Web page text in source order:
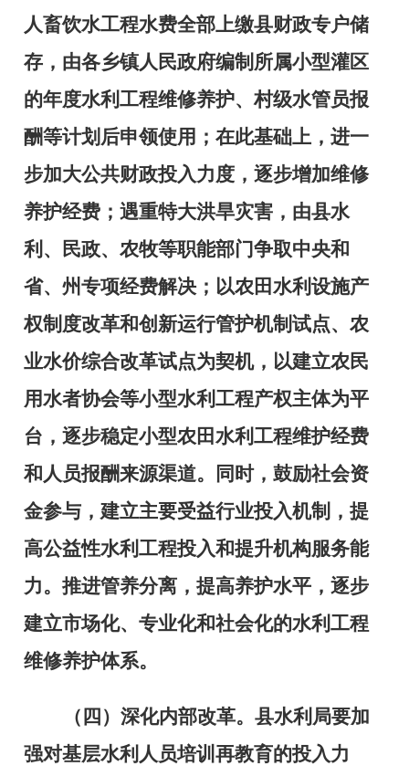
人畜饮水工程水费全部上缴县财政专户储
存，由各乡镇人民政府编制所属小型灌区
的年度水利工程维修养护、村级水管员报
酬等计划后申领使用；在此基础上，进一
步加大公共财政投入力度，逐步增加维修
养护经费；遇重特大洪旱灾害，由县水
利、民政、农牧等职能部门争取中央和
省、州专项经费解决；以农田水利设施产
权制度改革和创新运行管护机制试点、农
业水价综合改革试点为契机，以建立农民
用水者协会等小型水利工程产权主体为平
台，逐步稳定小型农田水利工程维护经费
和人员报酬来源渠道。同时，鼓励社会资
金参与，建立主要受益行业投入机制，提
高公益性水利工程投入和提升机构服务能
力。推进管养分离，提高养护水平，逐步
建立市场化、专业化和社会化的水利工程
维修养护体系。
（四）深化内部改革。 县水利局要加
强对基层水利人员培训再教育的投入力